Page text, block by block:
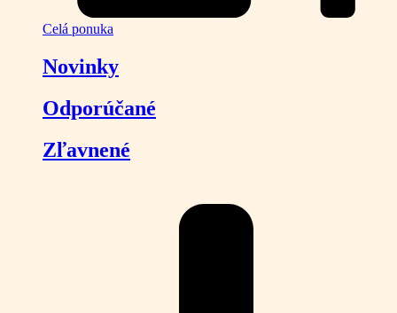
Celá ponuka
Novinky
Odporúčané
Zľavnené